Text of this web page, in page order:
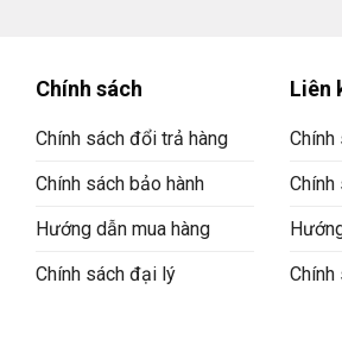
Chính sách
Chính sách đổi trả hàng
Chính sách bảo hành
Hướng dẫn mua hàng
Chính sách đại lý
Liên
Chính
Chính